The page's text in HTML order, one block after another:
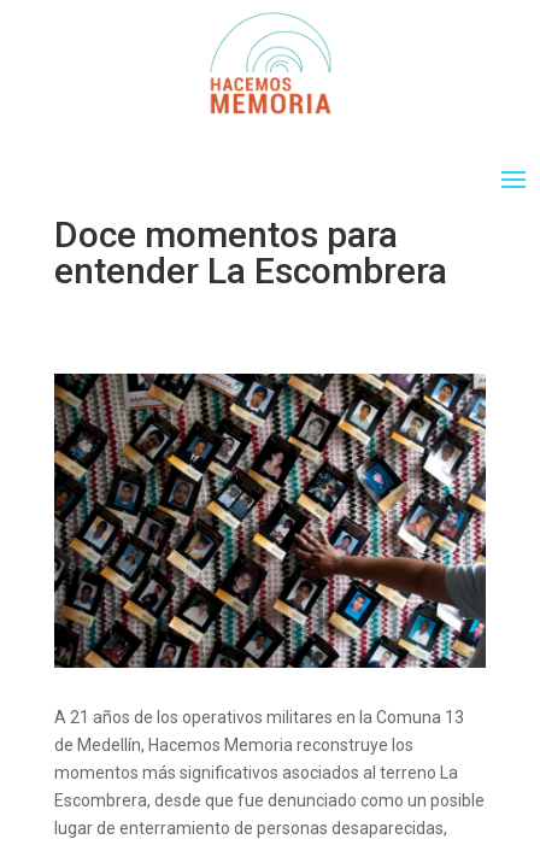
Doce momentos para
entender La Escombrera
A 21 años de los operativos militares en la Comuna 13
de Medellín, Hacemos Memoria reconstruye los
momentos más significativos asociados a l terreno La
Escombrera, desde que fue denunciado como un posible
lugar de enterramiento de personas desaparecidas,